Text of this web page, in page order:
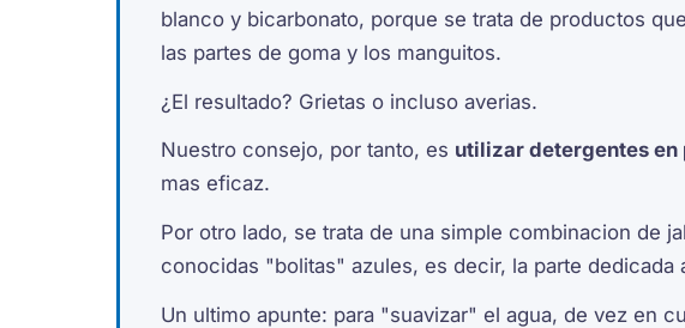
blanco y bicarbonato, porque se trata de productos
las partes de goma y los manguitos.
¿El resultado? Grietas o incluso averias.
Nuestro consejo, por tanto, es utilizar detergentes en
mas eficaz.
Por otro lado, se trata de una simple combinacion de
conocidas "bolitas" azules, es decir, la parte dedicada
Un ultimo apunte: para "suavizar" el agua, de vez en